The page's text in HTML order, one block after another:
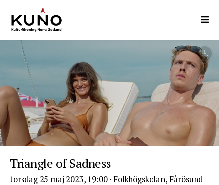
till
huvudinnehåll
Triangle of Sadness
torsdag 25 maj 2023, 19:00 · Folkhögskolan, Fårösund